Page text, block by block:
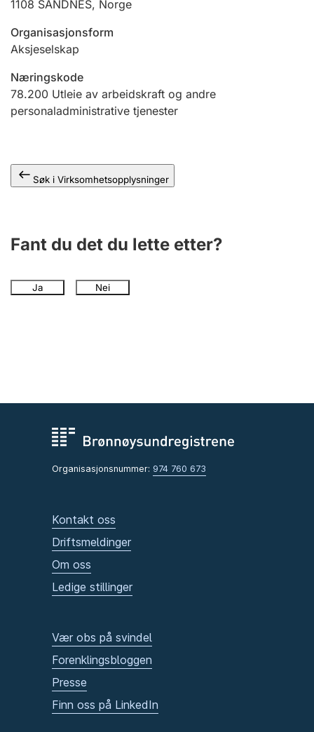
Ektepaktveileder
Offentlig sektor
Andre tema
1108 SANDNES, Norge
Organisasjonsform
Aksjeselskap
Næringskode
78.200 Utleie av arbeidskraft og andre
personaladministrative tjenester
Søk i Virksomhetsopplysninger
Fant du det du lette etter?
Ja Nei
Organisasjonsnummer: 974 760 673
Kontakt oss
Driftsmeldinger
Om oss
Ledige stillinger
Vær obs på svindel
Forenklingsbloggen
Presse
Finn oss på LinkedIn